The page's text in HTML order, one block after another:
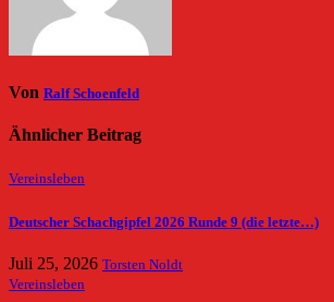
Von Ralf Schoenfeld
Ähnlicher Beitrag
Vereinsleben
Deutscher Schachgipfel 2026 Runde 9 (die letzte…)
Juli 25, 2026 Torsten Noldt
Vereinsleben